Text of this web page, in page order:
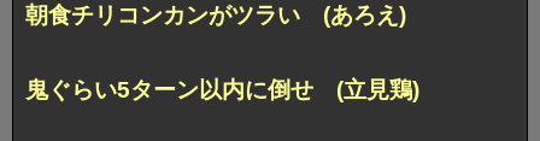
朝食チリコンカンがツラい (あろえ)
鬼ぐらい5ターン以内に倒せ (立見鶏)